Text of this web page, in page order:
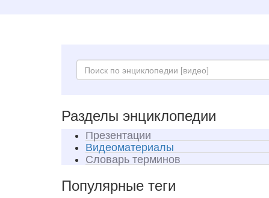
Разделы энциклопедии
Презентации
Видеоматериалы
Словарь терминов
Популярные теги